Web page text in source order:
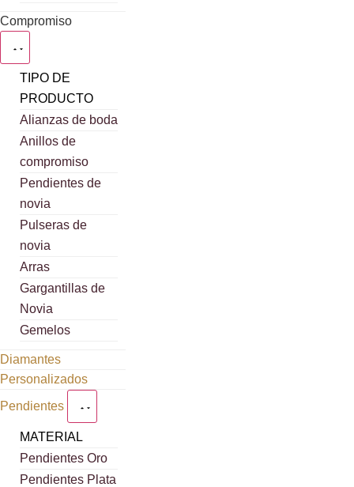
Compromiso
TIPO DE
PRODUCTO
Alianzas de boda
Anillos de
compromiso
Pendientes de
novia
Pulseras de
novia
Arras
Gargantillas de
Novia
Gemelos
Diamantes
Personalizados
Pendientes
MATERIAL
Pendientes Oro
Pendientes Plata